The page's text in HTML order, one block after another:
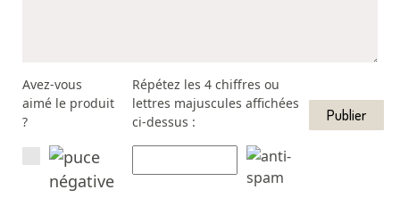
Avez-vous
aimé le produit
?
Répétez les 4 chiffres ou
lettres majuscules affichées
ci-dessus :